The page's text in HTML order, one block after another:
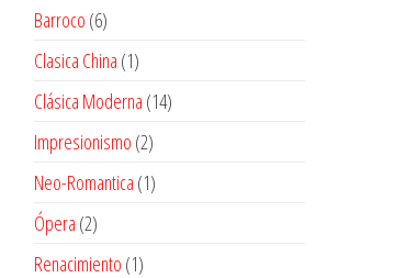
Barroco 66
productos
Clasica China 11
producto
Clásica Moderna 1414
Impresionismo 22
productos
Neo-Romantica 11
Ópera 22
productos
Renacimiento 11